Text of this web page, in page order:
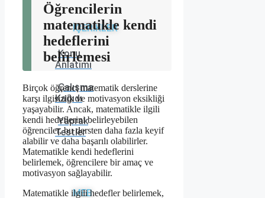
İÇERİKLER
Konu
Anlatımı
Çalışma
Kağıdı
Yaprak
Testler
MEB
Öğrencilerin
matematikle kendi
hedeflerini
belirlemesi
Birçok öğrenci matematik derslerine
karşı ilgisizlik ve motivasyon eksikliği
yaşayabilir. Ancak, matematikle ilgili
kendi hedeflerini belirleyebilen
öğrenciler, bu dersten daha fazla keyif
alabilir ve daha başarılı olabilirler.
Matematikle kendi hedeflerini
belirlemek, öğrencilere bir amaç ve
motivasyon sağlayabilir.
Matematikle ilgili hedefler belirlemek,